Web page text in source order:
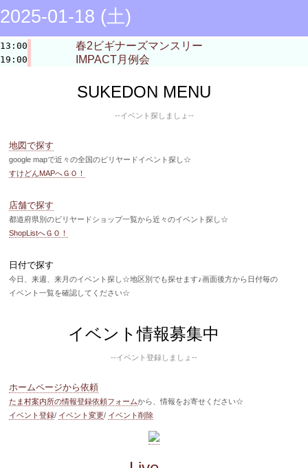
2025-01-18 (土)
13:00 春2ビギナーズマンスリー
19:00 IMPACT月例会
SUKEDON MENU
--イベント探しましょ--
地図で探す
google mapで近々の全国のビリヤードイベント探し☆
すけどんMAPへＧＯ！
店舗で探す
都道府県別のビリヤードショップ一覧から近々のイベント探し☆
ShopListへＧＯ！
日付で探す
今日、来週、来月のイベント探し☆地区別でも探せます♪画面後方から日付毎の
イベント一覧を確認してください☆
イベント情報募集中
--イベント登録しましょ--
ホームページから依頼
たま村案内所の情報登録依頼フォームから、情報をお寄せください☆
イベント登録/ イベント変更/ イベント削除